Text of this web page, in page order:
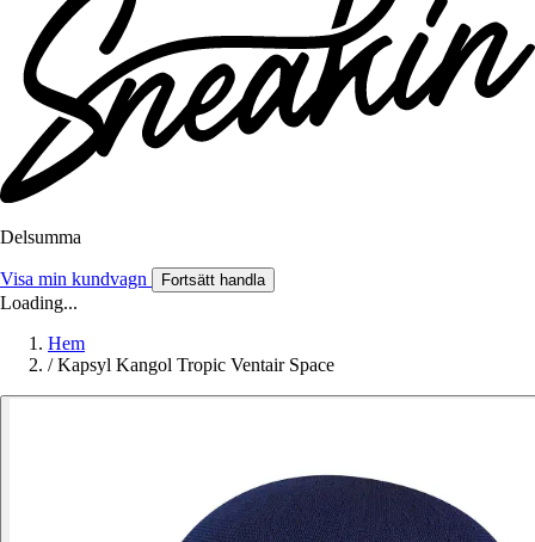
Delsumma
Visa min kundvagn Fortsätt handla
Loading...
Hem
/ Kapsyl Kangol Tropic Ventair Space